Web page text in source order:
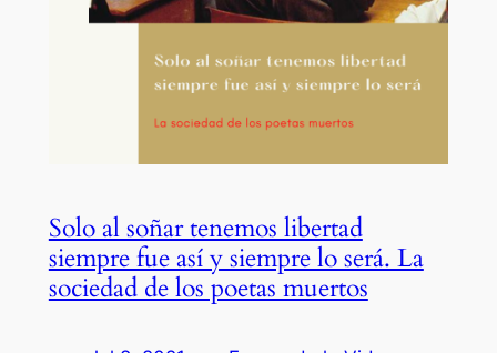
Solo al soñar tenemos libertad
siempre fue así y siempre lo será. La
sociedad de los poetas muertos